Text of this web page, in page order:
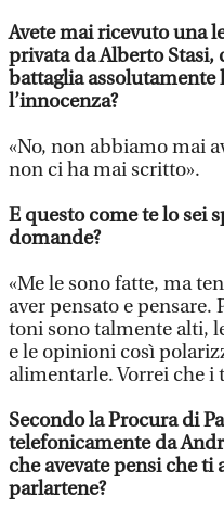
Avete mai ricevuto una
privata da Alberto Stasi,
battaglia
l’innocenza?
«No, non abbiamo mai
non ci ha mai scritto».
E questo come te lo sei
domande?
«Me le sono fatte, ma
aver pensato e
toni sono talmente alti,
e le opinioni così
alimentarle. Vorrei che i
Secondo la Procura di
telefonicamente da
che avevate pensi che
parlartene?